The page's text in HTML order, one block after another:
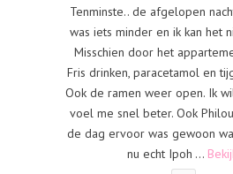
Tenminste.. de afgelopen
was iets minder en ik kan het
Misschien door het
Fris drinken, paracetamol en
Ook de ramen weer open. Ik
voel me snel beter. Ook
de dag ervoor was gewoon
nu echt Ipoh ...